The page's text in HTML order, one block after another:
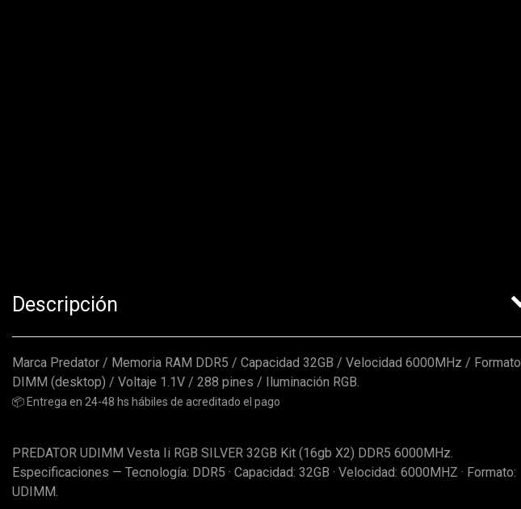
Descripción
Marca Predator / Memoria RAM DDR5 / Capacidad 32GB / Velocidad 6000MHz / Formato
DIMM (desktop) / Voltaje 1.1V / 288 pines / Iluminación RGB.
📦 Entrega en 24-48 hs hábiles de acreditado el pago
PREDATOR UDIMM Vesta Ii RGB SILVER 32GB Kit (16gb X2) DDR5 6000MHz.
Especificaciones — Tecnología: DDR5 · Capacidad: 32GB · Velocidad: 6000MHZ · Formato:
UDIMM.